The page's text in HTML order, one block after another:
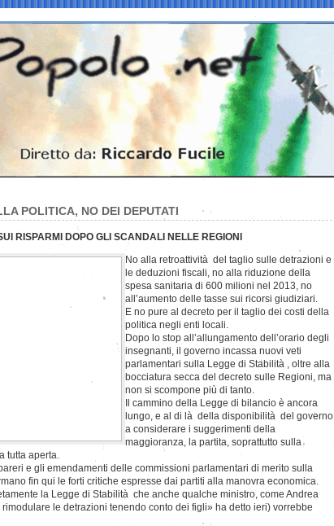
POLITICA, NO DEI DEPUTATI
RISPARMI DOPO GLI SCANDALI NELLE REGIONI
No alla retroattività del taglio sulle detrazioni e
le deduzioni fiscali, no alla riduzione della
spesa sanitaria di 600 milioni nel 2013, no
all’aumento delle tasse sui ricorsi giudiziari.
E no pure al decreto per il taglio dei costi della
politica negli enti locali.
Dopo lo stop all’allungamento dell’orario degli
insegnanti, il governo incassa nuovi veti
parlamentari sulla Legge di Stabilità , oltre alla
bocciatura secca del decreto sulle Regioni, ma
non si scompone più di tanto.
Il cammino della Legge di bilancio è ancora
lungo, e al di là della disponibilità del governo
a considerare i suggerimenti della
maggioranza, la partita, soprattutto sulla
tutta aperta.
e gli emendamenti delle commissioni parlamentari di merito sulla
fin qui le forti critiche espresse dai partiti alla manovra economica.
la Legge di Stabilità che anche qualche ministro, come Andrea
le detrazioni tenendo conto dei figli» ha detto ieri) vorrebbe